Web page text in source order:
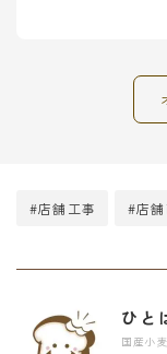
#店舗工事 #店
ひと
国産小